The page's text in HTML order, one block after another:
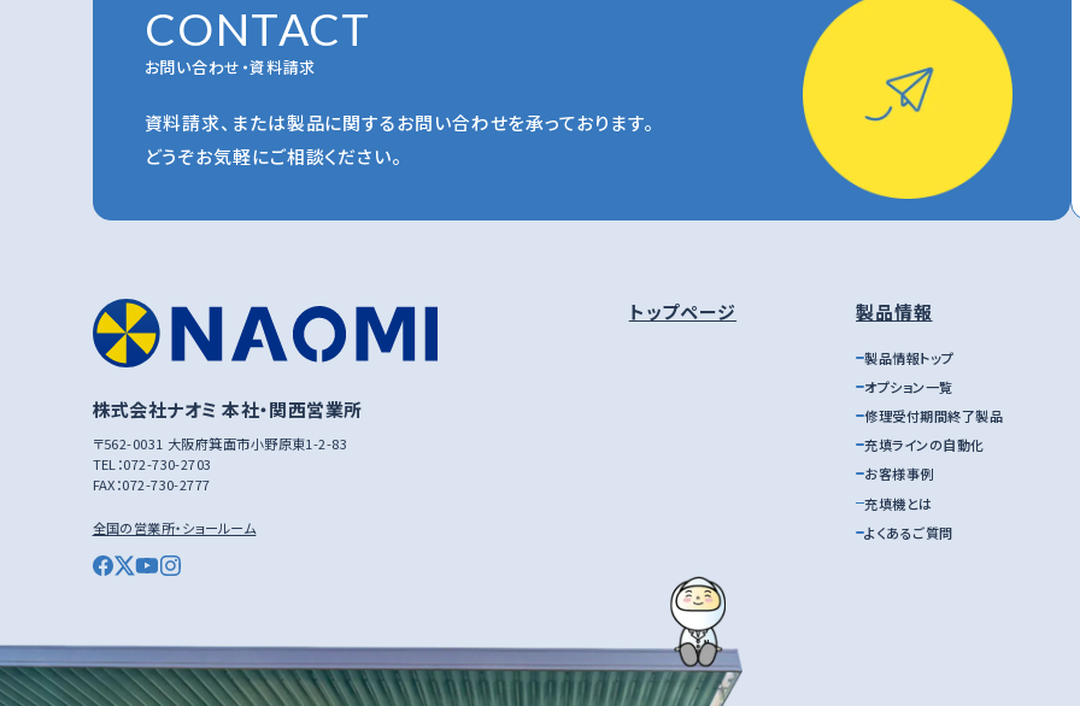
CONTACT
お問い合わせ・資料請求
資料請求、または製品に関するお問い合わせを承っております。
どうぞお気軽にご相談ください。
トップページ 製品情報
製品情報トップ
オプション一覧
修理受付期間終了製品
充填ラインの自動化
お客様事例
充填機とは
よくあるご質問
株式会社ナオミ 本社・関西営業所
〒562-0031 大阪府箕面市小野原東1-2-83
TEL：072-730-2703
FAX：072-730-2777
全国の営業所・ショールーム